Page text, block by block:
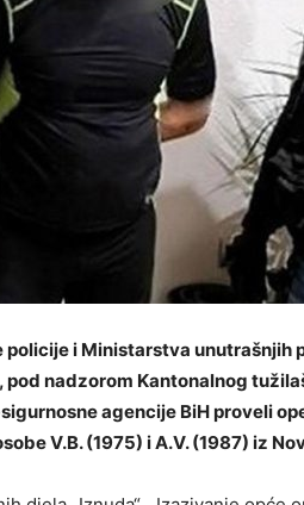
i Ministarstva unutrašnjih
nadzorom Kantonalnog
agencije BiH proveli
V.B. (1975) i A.V. (1987) iz